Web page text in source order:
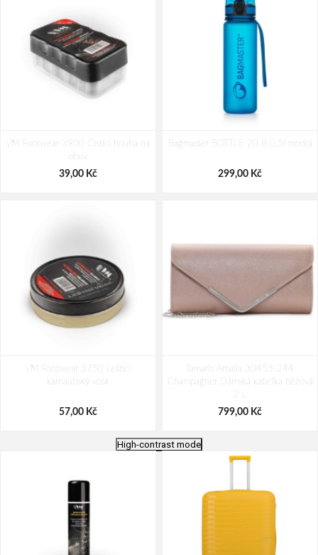
VM Footwear 3900 Čistící houba na
obuv
39,00 Kč
Bagmaster BOTTLE 20 B 0,5l modrá
299,00 Kč
VM Footwear 3750 Leštící
karnaubský vosk
57,00 Kč
Tamaris Amalia 30453-244
Champagner Dámská kabelka béžová
799,00 Kč
High-contrast mode